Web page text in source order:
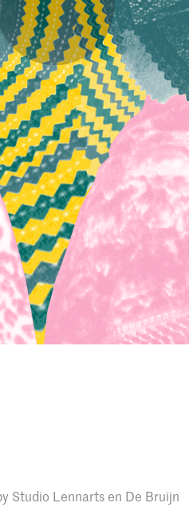
Studio Lennarts en De Bruijn